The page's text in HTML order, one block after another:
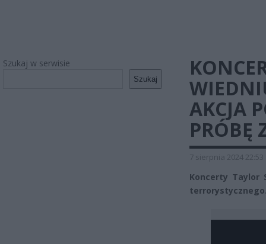
Szukaj w serwisie
Szukaj
AKCJA
PRÓBĘ
7 sierpnia 2024 22:53
Koncerty Taylor